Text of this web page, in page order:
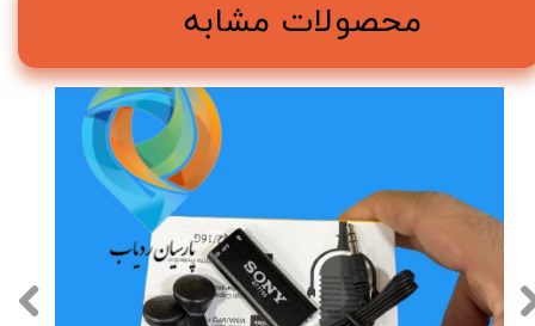
محصولات مشابه